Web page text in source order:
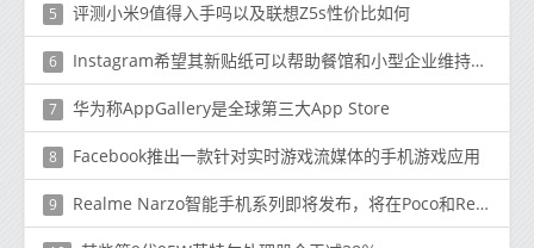
5 评测小米9值得入手吗以及联想Z5s性价比如何
6 Instagram希望其新贴纸可以帮助餐馆和小型企业维持生计
7 华为称AppGallery是全球第三大App Store
8 Facebook推出一款针对实时游戏流媒体的手机游戏应用
9 Realme Narzo智能手机系列即将发布，将在Poco和Redmi上亮相